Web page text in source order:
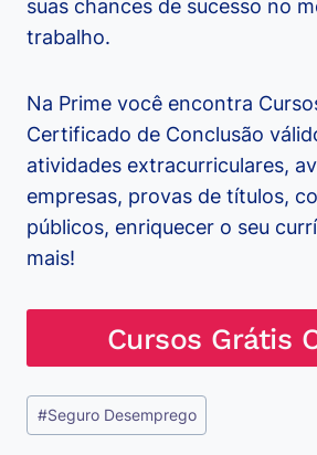
suas chances de sucesso no
trabalho.
Na Prime você encontra
Certificado de Conclusão
atividades extracurriculares,
empresas, provas de títulos,
públicos, enriquecer o seu
mais!
Cursos Grátis
Tags
do
#Seguro Desemprego